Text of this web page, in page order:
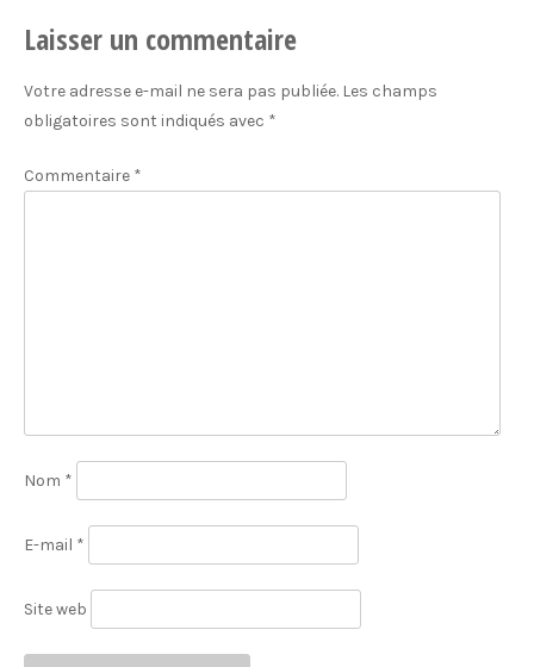
Laisser un commentaire
Votre adresse e-mail ne sera pas publiée. Les champs
obligatoires sont indiqués avec *
Commentaire *
Nom *
E-mail *
Site web